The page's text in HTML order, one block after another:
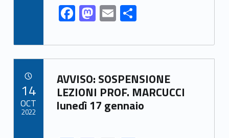
F
ac
e
b
o
o
k
M
as
to
d
o
n
E
m
ai
l
S
ar
e
Link identifier archive #link-archive-94468
AVVISO: SOSPENSIONE
LEZIONI PROF. MARCUCCI
lunedì 17 gennaio
14
OCT
2022